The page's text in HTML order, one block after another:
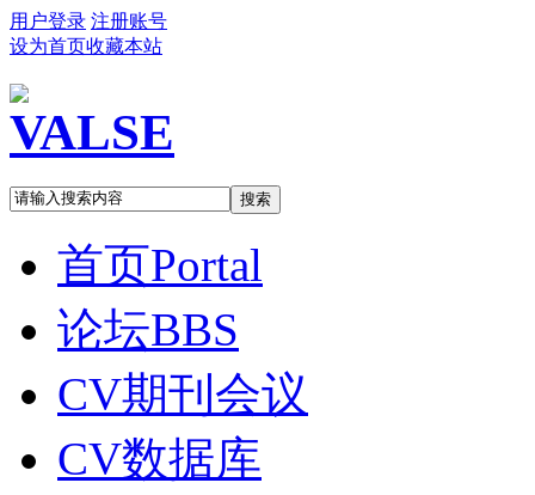
用户登录 注册账号
设为首页收藏本站
搜索
首页Portal
论坛BBS
CV期刊会议
CV数据库